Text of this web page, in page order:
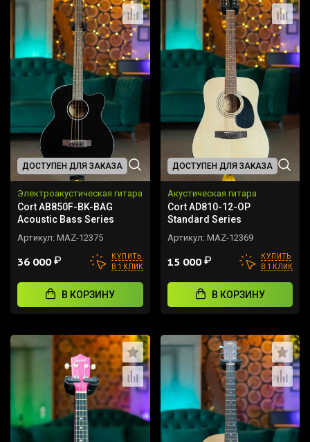
ДОСТУПЕН ДЛЯ ЗАКАЗА
Электроакустическая гитара
Cort AB850F-BK-BAG
Acoustic Bass Series
Артикул: MAZ-12375
36 000₽
КУПИТЬ
В 1 КЛИК
В КОРЗИНУ
ДОСТУПЕН ДЛЯ ЗАКАЗА
Акустическая гитара
Cort AD810-12-OP
Standard Series
Артикул: MAZ-12369
15 000₽
КУПИТЬ
В 1 КЛИК
В КОРЗИНУ